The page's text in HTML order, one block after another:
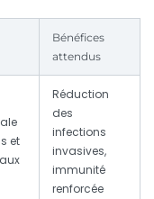
Bénéfices
attendus
et
Réduction
des
infections
invasives,
immunité
renforcée